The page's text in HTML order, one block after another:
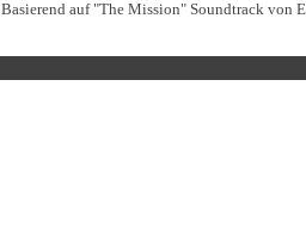
Basierend auf "The Mission" Soundtrack von